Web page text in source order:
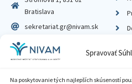
Spravovať
Na poskytovanie tých najlepších skúseností
Bratislava
sekretariat.gr@nivam.sk
IČO: 00164348
DIČ: 2020798714